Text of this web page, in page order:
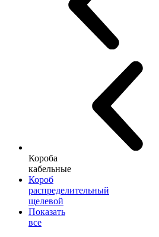
Короба
кабельные
Короб
распределительный
щелевой
Показать
все